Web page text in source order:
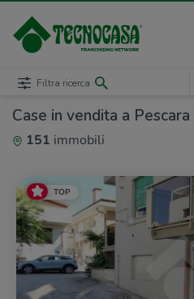
Case in vendita a Pescara
151 immobili
Filtra ricerca
TOP